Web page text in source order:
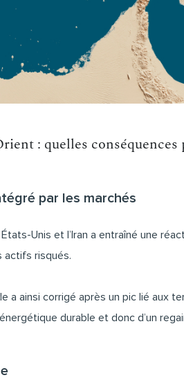
: quelles
par les marchés
Unis et l’Iran a entraîné une
actifs risqués.
a ainsi corrigé après un pic lié aux
durable et donc d’un